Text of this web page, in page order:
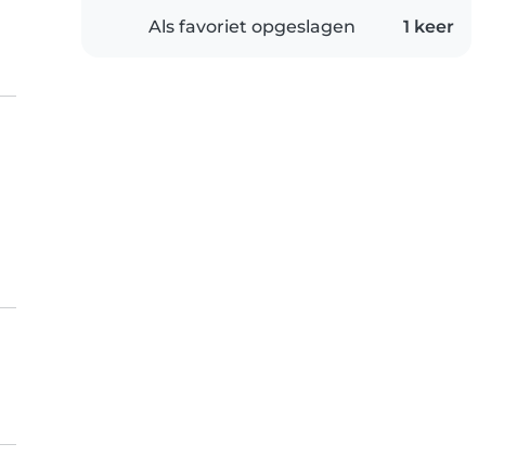
Als favoriet opgeslagen 1 keer